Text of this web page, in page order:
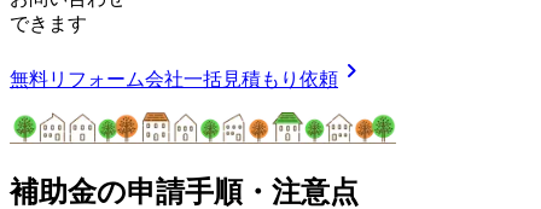
できます
無料リフォーム会社一括見積もり依頼 chevron_right
補助金の申請手順・注意点